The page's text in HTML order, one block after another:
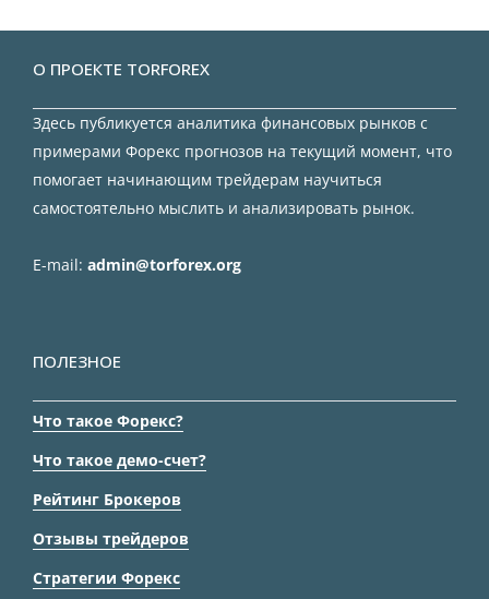
О ПРОЕКТЕ TORFOREX
Здесь публикуется аналитика финансовых рынков с
примерами Форекс прогнозов на текущий момент, что
помогает начинающим трейдерам научиться
самостоятельно мыслить и анализировать рынок.
E-mail: admin@torforex.org
ПОЛЕЗНОЕ
Что такое Форекс?
Что такое демо-счет?
Рейтинг Брокеров
Отзывы трейдеров
Стратегии Форекс